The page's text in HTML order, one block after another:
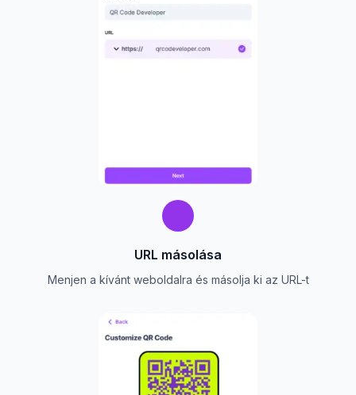
URL másolása
Menjen a kívánt weboldalra és másolja ki az URL-t